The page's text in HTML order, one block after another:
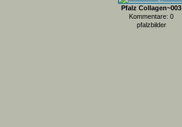
Pfalz Collagen~003
Kommentare: 0
pfalzbilder